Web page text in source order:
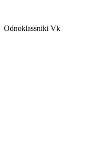
Odnoklassniki Vk